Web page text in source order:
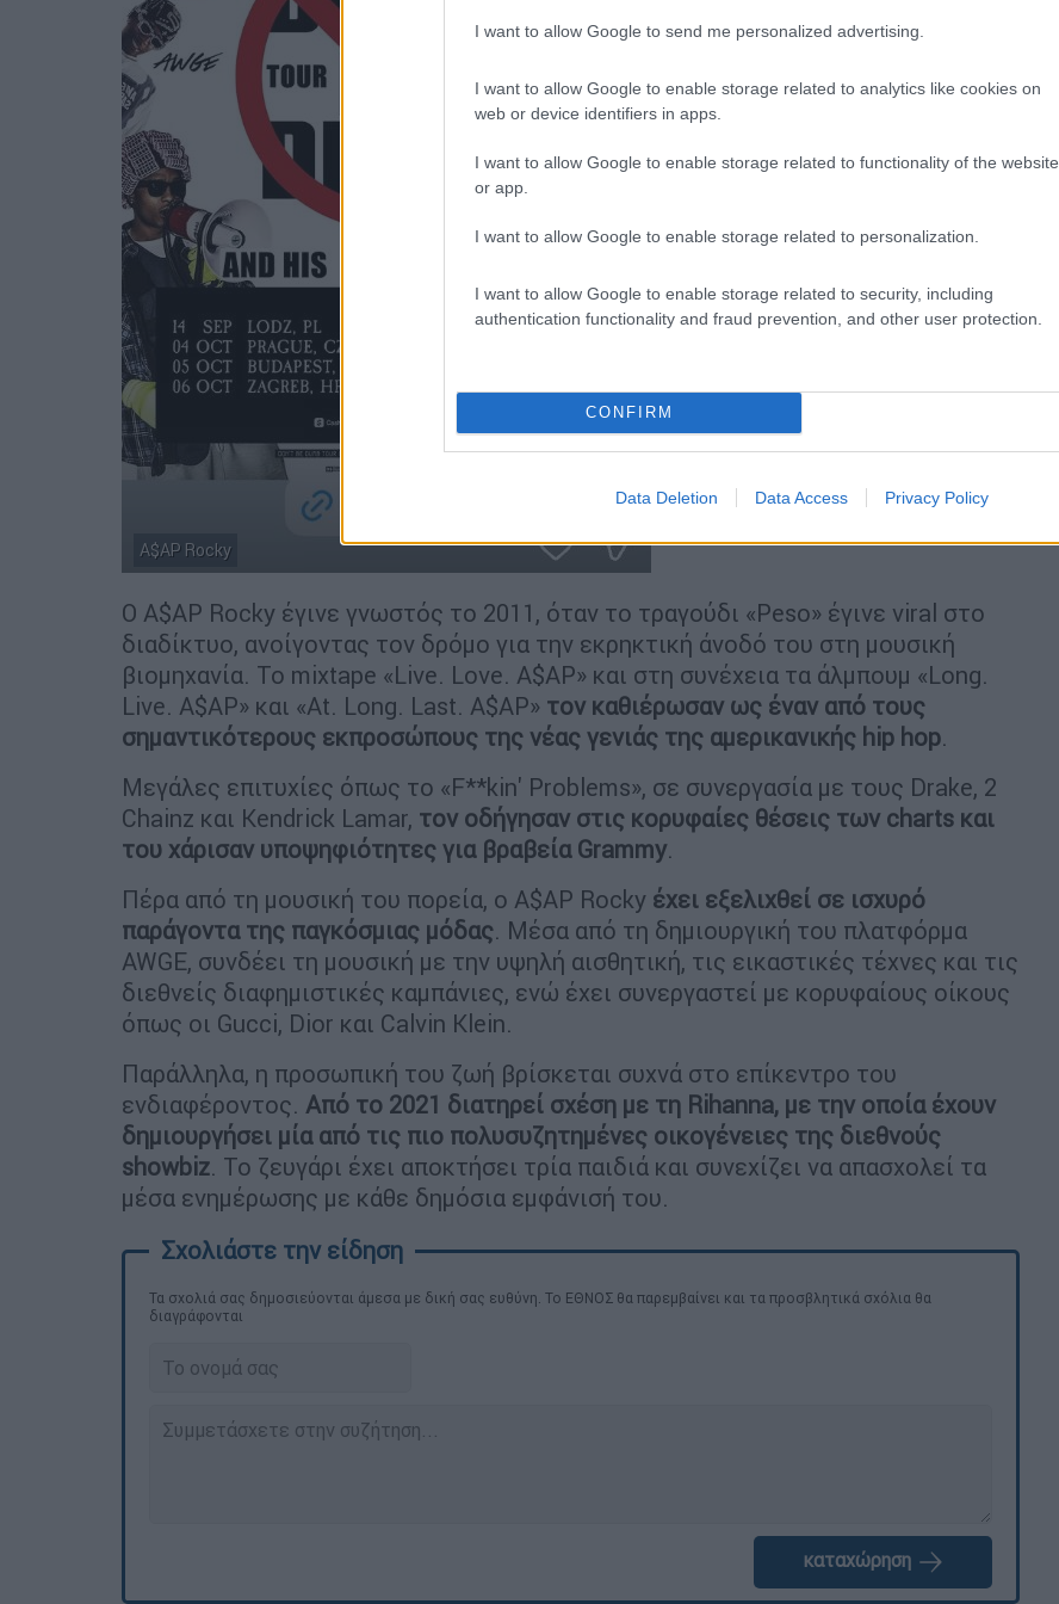
I want to allow Google to send me personalized advertising.
I want to allow Google to enable storage related to analytics like cookies on
web or device identifiers in apps.
I want to allow Google to enable storage related to functionality of the website
or app.
I want to allow Google to enable storage related to personalization.
I want to allow Google to enable storage related to security, including
authentication functionality and fraud prevention, and other user protection.
CONFIRM
Data Deletion Data Access Privacy Policy
A$AP Rocky
Ο A$AP Rocky έγινε γνωστός το 2011, όταν το τραγούδι «Peso» έγινε viral στο
διαδίκτυο, ανοίγοντας τον δρόμο για την εκρηκτική άνοδό του στη μουσική
βιομηχανία. Το mixtape «Live. Love. A$AP» και στη συνέχεια τα άλμπουμ «Long.
Live. A$AP» και «At. Long. Last. A$AP» τον καθιέρωσαν ως έναν από τους
σημαντικότερους εκπροσώπους της νέας γενιάς της αμερικανικής hip hop.
Μεγάλες επιτυχίες όπως το «F**kin' Problems», σε συνεργασία με τους Drake, 2
Chainz και Kendrick Lamar, τον οδήγησαν στις κορυφαίες θέσεις των charts και
του χάρισαν υποψηφιότητες για βραβεία Grammy.
Πέρα από τη μουσική του πορεία, ο A$AP Rocky έχει εξελιχθεί σε ισχυρό
παράγοντα της παγκόσμιας μόδας. Μέσα από τη δημιουργική του πλατφόρμα
AWGE, συνδέει τη μουσική με την υψηλή αισθητική, τις εικαστικές τέχνες και τις
διεθνείς διαφημιστικές καμπάνιες, ενώ έχει συνεργαστεί με κορυφαίους οίκους
όπως οι Gucci, Dior και Calvin Klein.
Παράλληλα, η προσωπική του ζωή βρίσκεται συχνά στο επίκεντρο του
ενδιαφέροντος. Από το 2021 διατηρεί σχέση με τη Rihanna, με την οποία έχουν
δημιουργήσει μία από τις πιο πολυσυζητημένες οικογένειες της διεθνούς
showbiz. Το ζευγάρι έχει αποκτήσει τρία παιδιά και συνεχίζει να απασχολεί τα
μέσα ενημέρωσης με κάθε δημόσια εμφάνισή του.
Τα σχολιά σας δημοσιεύονται άμεσα με δική σας ευθύνη. Το ΕΘΝΟΣ θα παρεμβαίνει και τα προσβλητικά σχόλια θα
διαγράφονται
καταχώρηση